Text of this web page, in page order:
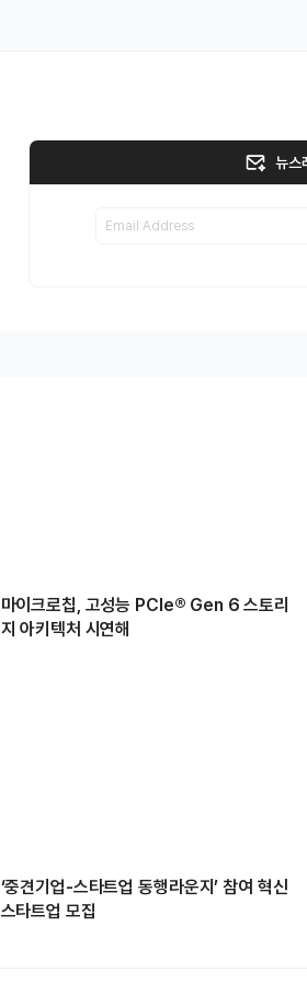
뉴스
마이크로칩, 고성능 PCIe® Gen 6 스토리
지 아키텍처 시연해
‘중견기업-스타트업 동행라운지’ 참여 혁신
스타트업 모집